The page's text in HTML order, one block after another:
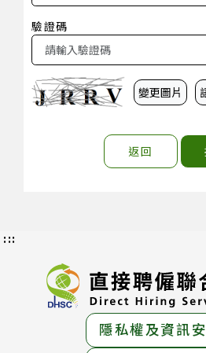
驗證碼
變更圖片
返回
:::
隱私權及資訊